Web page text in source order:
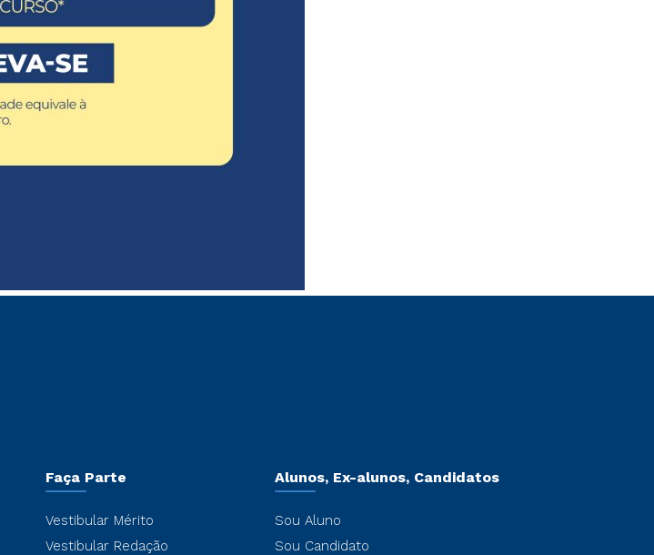
Faça Parte
Vestibular Mérito
Vestibular Redação
Alunos, Ex-alunos, Candidatos
Sou Aluno
Sou Candidato